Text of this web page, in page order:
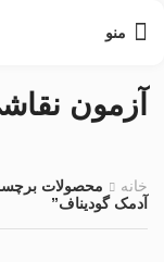
منو
آزمون
خانه
محصولات
آدمک گودیناف”